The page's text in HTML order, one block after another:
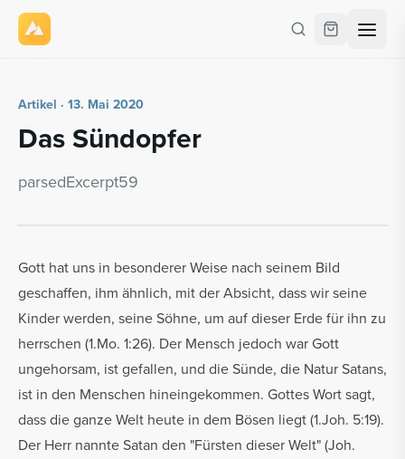
Artikel · 13. Mai 2020
Das Sünd­op­fer
par­se­dE­x­cerpt59
Gott hat uns in besonderer Weise nach seinem Bild
geschaffen, ihm ähnlich, mit der Absicht, dass wir seine
Kinder werden, seine Söhne, um auf dieser Erde für ihn zu
herrschen (1.Mo. 1:26). Der Mensch jedoch war Gott
ungehorsam, ist gefallen, und die Sünde, die Natur Satans,
ist in den Menschen hineingekommen. Gottes Wort sagt,
dass die ganze Welt heute in dem Bösen liegt (1.Joh. 5:19).
Der Herr nannte Satan den "Fürsten dieser Welt" (Joh.